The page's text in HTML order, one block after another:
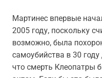
Мартинес впервые
2005 году, поскольку
возможно, была
самоубийства в 30
что смерть Клеопатры